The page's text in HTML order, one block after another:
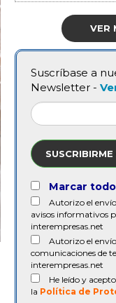
VER
Suscríbase a
Newsletter -
Marcar
Autorizo el
avisos informativos
interempresas.net
Autorizo el
comunicaciones de
interempresas.net
He leído y
la Política de